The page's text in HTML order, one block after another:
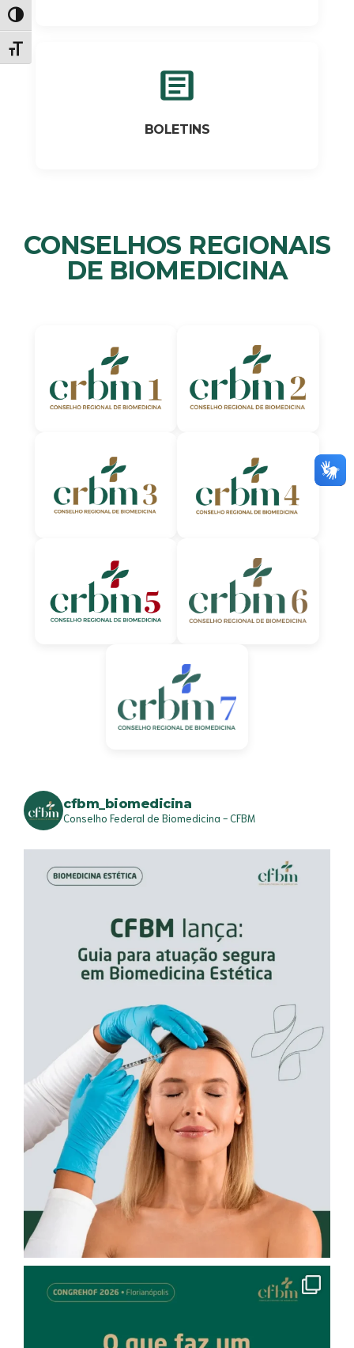
Alternar alto contraste
Alternar tamanho da fonte
BOLETINS
CONSELHOS REGIONAIS
DE BIOMEDICINA
cfbm_biomedicina
Conselho Federal de Biomedicina - CFBM